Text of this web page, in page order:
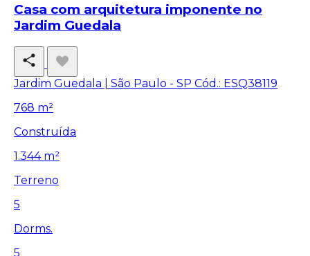
Casa com arquitetura imponente no
Jardim Guedala
Jardim Guedala | São Paulo - SP Cód.: ESQ38119
768 m²
Construída
1.344 m²
Terreno
5
Dorms.
5